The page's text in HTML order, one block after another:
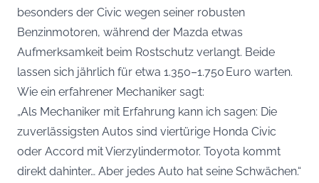
besonders der Civic wegen seiner robusten
Benzinmotoren, während der Mazda etwas
Aufmerksamkeit beim Rostschutz verlangt. Beide
lassen sich jährlich für etwa 1.350–1.750 Euro warten.
Wie ein erfahrener Mechaniker sagt:
„Als Mechaniker mit Erfahrung kann ich sagen: Die
zuverlässigsten Autos sind viertürige Honda Civic
oder Accord mit Vierzylindermotor. Toyota kommt
direkt dahinter… Aber jedes Auto hat seine Schwächen.“